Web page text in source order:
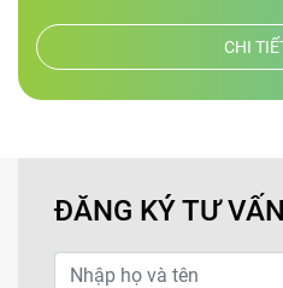
CHI
ĐĂNG KÝ TƯ